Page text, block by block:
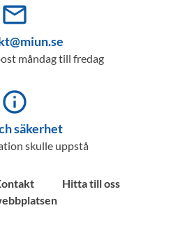
mail_outline
måndag till fredag
info_outline
säkerhet
skulle uppstå
Hitta till oss